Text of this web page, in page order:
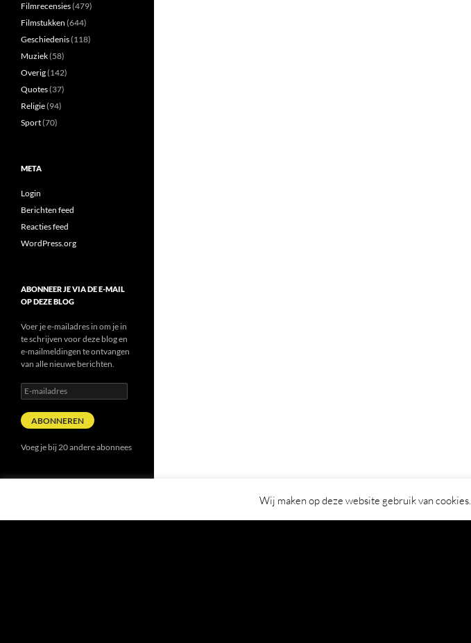
Filmrecensies(479)
Filmstukken (644)
Geschiedenis(118)
Muziek(58)
Overig(142)
Quotes(37)
Religie(94)
Sport(70)
META
Login
Berichten feed
Reacties feed
WordPress.org
ABONNEER JE VIA DE E-MAIL
OP DEZE BLOG
Voer je e-mailadres in om je in
te schrijven voor deze blog en
e-mailmeldingen te ontvangen
van alle nieuwe berichten.
E-
mailadres
ABONNEREN
Voeg je bij 20 andere abonnees
Wij maken op deze website gebruik van cookies.